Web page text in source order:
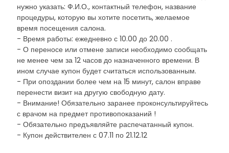
нужно указать: Ф.И.О., контактный телефон, название
процедуры, которую вы хотите посетить, желаемое
время посещения салона.
- Время работы: ежедневно с 10.00 до 20.00 .
- О переносе или отмене записи необходимо сообщать
не менее чем за 12 часов до назначенного времени. В
ином случае купон будет считаться использованным.
- При опоздании более чем на 15 минут, салон вправе
перенести визит на другую свободную дату.
- Внимание! Обязательно заранее проконсультируйтесь
с врачом на предмет противопоказаний !
- Обязательно предъявляйте распечатанный купон.
- Купон действителен с 07.11 по 21.12.12